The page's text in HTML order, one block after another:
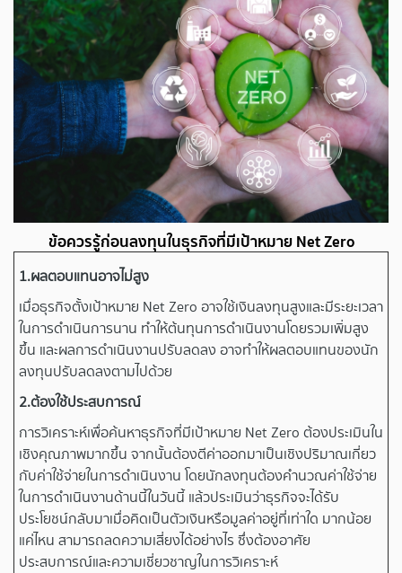
ข้อควรรู้ก่อนลงทุนในธุรกิจที่มีเป้าหมาย Net Zero
1.ผลตอบแทนอาจไม่สูง
เมื่อธุรกิจตั้งเป้าหมาย Net Zero อาจใช้เงินลงทุนสูงและมีระยะเวลา
ในการดำเนินการนาน ทำให้ต้นทุนการดำเนินงานโดยรวมเพิ่มสูง
ขึ้น และผลการดำเนินงานปรับลดลง อาจทำให้ผลตอบแทนของนัก
ลงทุนปรับลดลงตามไปด้วย
2.ต้องใช้ประสบการณ์
การวิเคราะห์เพื่อค้นหาธุรกิจที่มีเป้าหมาย Net Zero ต้องประเมินใน
เชิงคุณภาพมากขึ้น จากนั้นต้องตีค่าออกมาเป็นเชิงปริมาณเกี่ยว
กับค่าใช้จ่ายในการดำเนินงาน โดยนักลงทุนต้องคำนวณค่าใช้จ่าย
ในการดำเนินงานด้านนี้ในวันนี้ แล้วประเมินว่าธุรกิจจะได้รับ
ประโยชน์กลับมาเมื่อคิดเป็นตัวเงินหรือมูลค่าอยู่ที่เท่าใด มากน้อย
แค่ไหน สามารถลดความเสี่ยงได้อย่างไร ซึ่งต้องอาศัย
ประสบการณ์และความเชี่ยวชาญในการวิเคราะห์